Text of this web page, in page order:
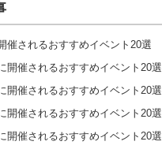
催されるおすすめイベント20選
開催されるおすすめイベント20選
開催されるおすすめイベント20選
開催されるおすすめイベント20選
開催されるおすすめイベント20選